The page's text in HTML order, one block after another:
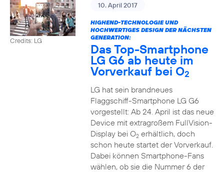
Credits: LG
10. April 2017
HIGHEND-TECHNOLOGIE UND
HOCHWERTIGES DESIGN DER NÄCHSTEN
GENERATION:
Das Top-Smartphone
LG G6 ab heute im
Vorverkauf bei O2
LG hat sein brandneues
Flaggschiff-Smartphone LG G6
vorgestellt: Ab 24. April ist das neue
Device mit extragroßem FullVision-
Display bei O2erhältlich, doch
schon heute startet der Vorverkauf.
Dabei können Smartphone-Fans
wählen, ob sie die Nummer 6 der